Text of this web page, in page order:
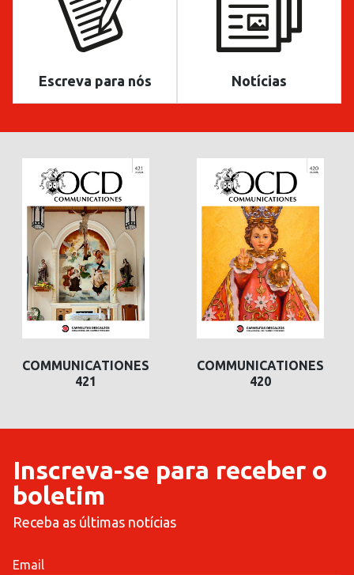
Escreva para nós Notícias
COMMUNICATIONES
421
COMMUNICATIONES
420
Inscreva-se para receber o
boletim
Receba as últimas notícias
Email